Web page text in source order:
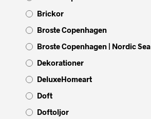
Brickor
Broste Copenhagen
Broste Copenhagen | Nordic Sea
Dekorationer
DeluxeHomeart
Doft
Doftoljor